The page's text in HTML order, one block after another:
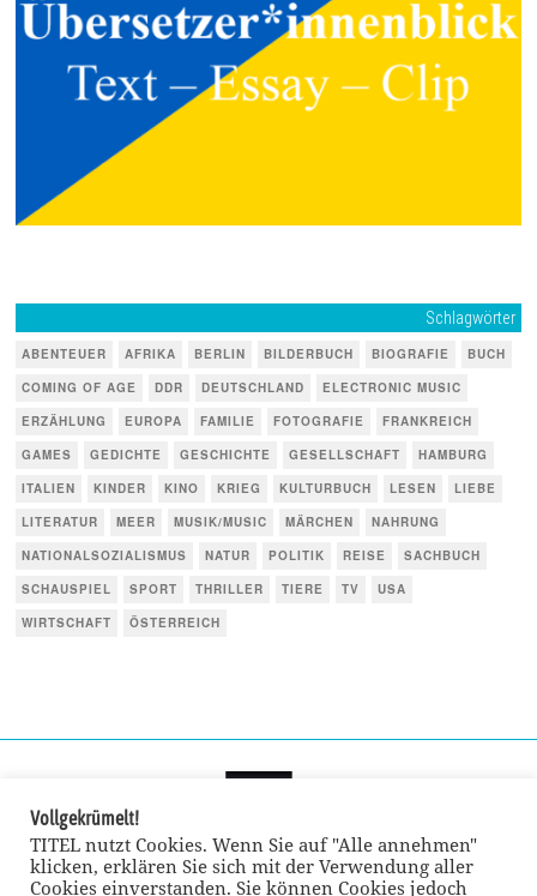
Schlagwörter
ABENTEUER AFRIKA BERLIN BILDERBUCH BIOGRAFIE
BUCH
COMING OF AGE
DDR DEUTSCHLAND
ELECTRONIC MUSIC
ERZÄHLUNG
EUROPA FAMILIE FOTOGRAFIE
FRANKREICH
GAMES
GEDICHTE GESCHICHTE GESELLSCHAFT
HAMBURG
ITALIEN
KINDER KINO KRIEG KULTURBUCH LESEN
LIEBE
LITERATUR
MEER MUSIK/MUSIC MÄRCHEN
NAHRUNG
NATIONALSOZIALISMUS
NATUR POLITIK REISE
SACHBUCH
SCHAUSPIEL
SPORT THRILLER TIERE TV
USA
WIRTSCHAFT
ÖSTERREICH
Vollgekrümelt!
TITEL nutzt Cookies. Wenn Sie auf "Alle annehmen"
klicken, erklären Sie sich mit der Verwendung aller
Cookies einverstanden. Sie können Cookies jedoch